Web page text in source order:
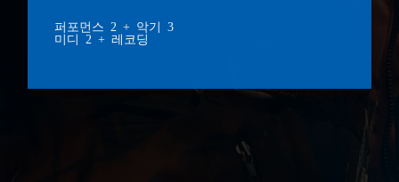
퍼포먼스 2 + 악기 3
미디 2 + 레코딩